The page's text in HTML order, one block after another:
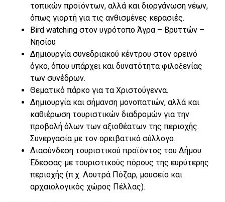
τοπικών προϊόντων, αλλά και διοργάνωση νέων,
όπως γιορτή για τις ανθισμένες κερασιές.
Bird watching στον υγρότοπο Άγρα – Βρυττών –
Νησίου
Δημιουργία συνεδριακού κέντρου στον ορεινό
όγκο, όπου υπάρχει και δυνατότητα φιλοξενίας
των συνέδρων.
Θεματικό πάρκο για τα Χριστούγεννα.
Δημιουργία και σήμανση μονοπατιών, αλλά και
καθιέρωση τουριστικών διαδρομών για την
προβολή όλων των αξιοθέατων της περιοχής.
Συνεργασία με τον ορειβατικό σύλλογο.
Διασύνδεση τουριστικού προϊόντος του Δήμου
Έδεσσας με τουριστικούς πόρους της ευρύτερης
περιοχής (π.χ. Λουτρά Πόζαρ, μουσείο και
αρχαιολογικός χώρος Πέλλας).